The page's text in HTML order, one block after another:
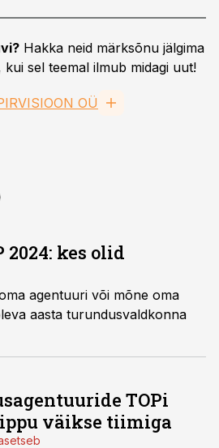
Hakka neid märksõnu jälgima
kui sel teemal ilmub midagi uut!
OÜ
2024: kes olid
agentuuri või mõne oma
aasta turundusvaldkonna
TOPi
väikse tiimiga